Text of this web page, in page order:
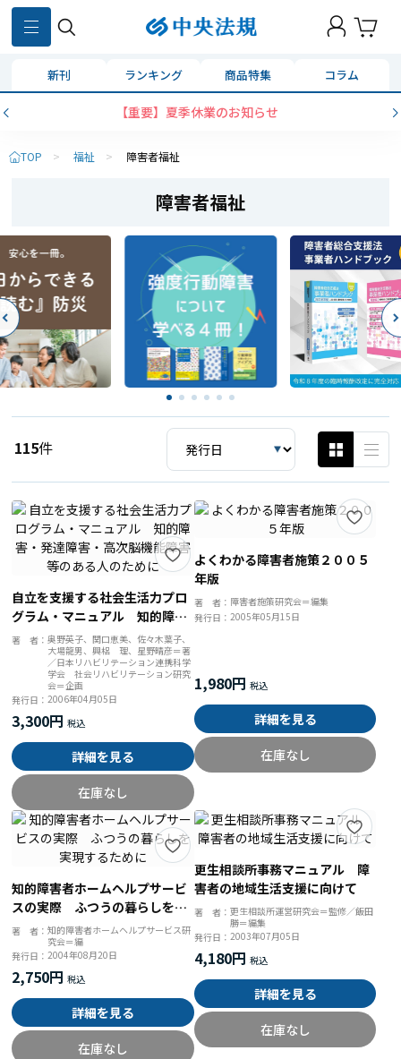
新刊 ランキング 商品特集 コラム
【重要】夏季休業のお知らせ
TOP > 福祉 > 障害者福祉
障害者福祉
115件
自立を支援する社会生活力プロ
グラム・マニュアル 知的障
害・発達障害・高次脳機能障害
等のある人のために
著 者：奥野英子、関口恵美、佐々木葉子、
大場龍男、興梠 理、星野晴彦＝著
／日本リハビリテーション連携科学
学会 社会リハビリテーション研究
会＝企画
発行日：2006年04月05日
3,300円
詳細を見る
在庫なし
よくわかる障害者施策２００５
年版
著 者： 障害者施策研究会＝編集
発行日： 2005年05月15日
1,980円
詳細を見る
在庫なし
知的障害者ホームヘルプサービ
スの実際 ふつうの暮らしを実
現するために
著 者：知的障害者ホームヘルプサービス研
究会＝編
発行日：2004年08月20日
2,750円
詳細を見る
在庫なし
更生相談所事務マニュアル 障
害者の地域生活支援に向けて
著 者： 更生相談所運営研究会＝監修／飯田
勝＝編集
発行日： 2003年07月05日
4,180円
詳細を見る
在庫なし